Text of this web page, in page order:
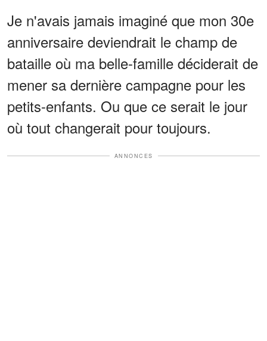
Je n'avais jamais imaginé que mon 30e
anniversaire deviendrait le champ de
bataille où ma belle-famille déciderait de
mener sa dernière campagne pour les
petits-enfants. Ou que ce serait le jour
où tout changerait pour toujours.
ANNONCES